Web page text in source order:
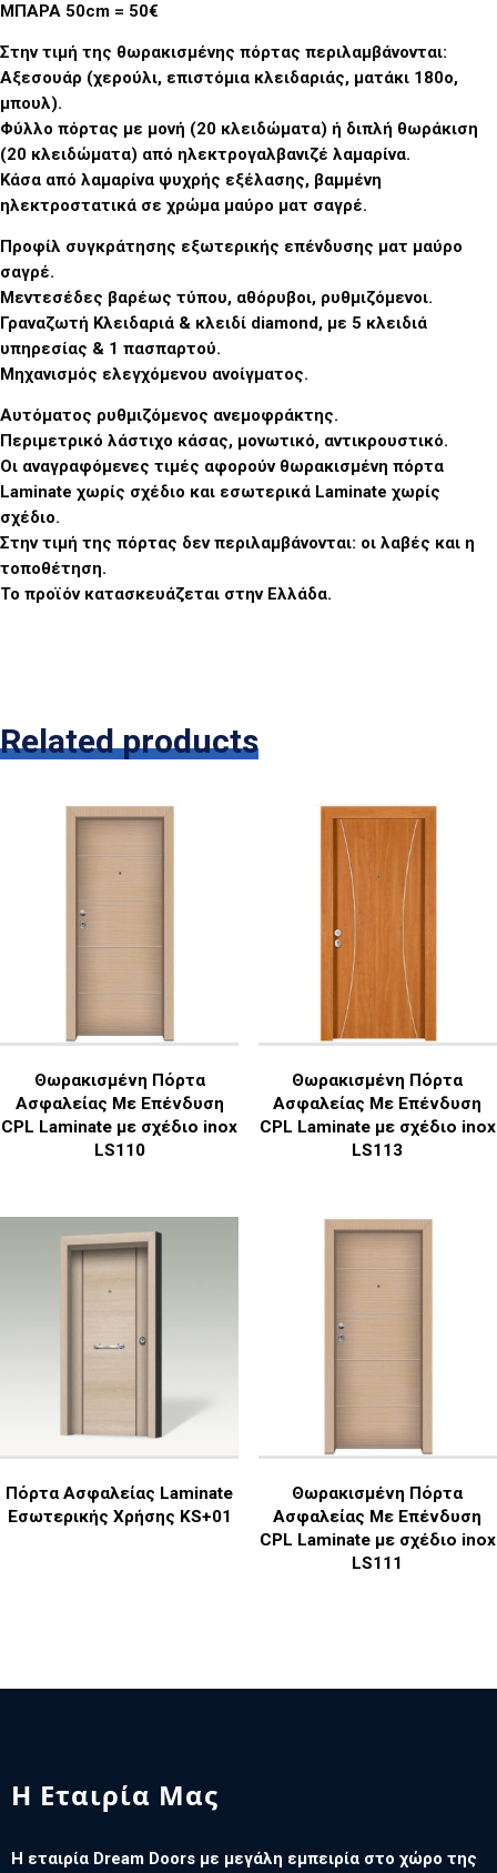
ΜΠΑΡΑ 50cm = 50€
Στην τιμή της θωρακισμένης πόρτας περιλαμβάνονται:
Αξεσουάρ (χερούλι, επιστόμια κλειδαριάς, ματάκι 180ο,
μπουλ).
Φύλλο πόρτας με μονή (20 κλειδώματα) ή διπλή θωράκιση
(20 κλειδώματα) από ηλεκτρογαλβανιζέ λαμαρίνα.
Κάσα από λαμαρίνα ψυχρής εξέλασης, βαμμένη
ηλεκτροστατικά σε χρώμα μαύρο ματ σαγρέ.
Προφίλ συγκράτησης εξωτερικής επένδυσης ματ μαύρο
σαγρέ.
Μεντεσέδες βαρέως τύπου, αθόρυβοι, ρυθμιζόμενοι.
Γραναζωτή Κλειδαριά & κλειδί diamond, με 5 κλειδιά
υπηρεσίας & 1 πασπαρτού.
Μηχανισμός ελεγχόμενου ανοίγματος.
Αυτόματος ρυθμιζόμενος ανεμοφράκτης.
Περιμετρικό λάστιχο κάσας, μονωτικό, αντικρουστικό.
Οι αναγραφόμενες τιμές αφορούν θωρακισμένη πόρτα
Laminate χωρίς σχέδιο και εσωτερικά Laminate χωρίς
σχέδιο.
Στην τιμή της πόρτας δεν περιλαμβάνονται: οι λαβές και η
τοποθέτηση.
Το προϊόν κατασκευάζεται στην Ελλάδα.
Related products
Θωρακισμένη Πόρτα
Ασφαλείας Με Επένδυση
CPL Laminate με σχέδιο inox
LS110
Θωρακισμένη Πόρτα
Ασφαλείας Με Επένδυση
CPL Laminate με σχέδιο inox
LS113
Πόρτα Ασφαλείας Laminate
Εσωτερικής Χρήσης KS+01
Θωρακισμένη Πόρτα
Ασφαλείας Με Επένδυση
CPL Laminate με σχέδιο inox
LS111
Η Εταιρία Μας
Η εταιρία Dream Doors με μεγάλη εμπειρία στο χώρο της